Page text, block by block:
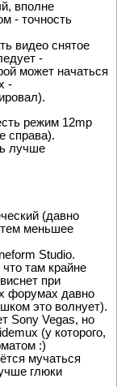
микрофон.
вполне
- точность
видео снятое
-
может начаться
-
режим 12mp
лучше
(давно
меньшее
Studio.
там крайне
при
форумах давно
это волнует).
Sony Vegas, но
(у которого,
:)
мучаться